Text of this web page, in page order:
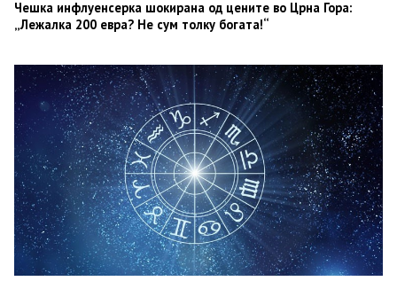
Чешка инфлуенсерка шокирана од цените во Црна Гора:
„Лежалка 200 евра? Не сум толку богата!“